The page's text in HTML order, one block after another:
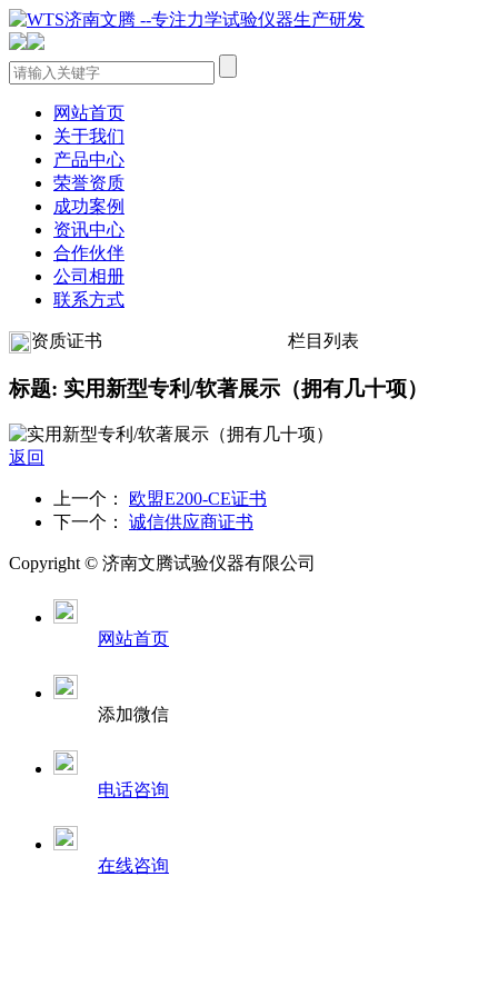
网站首页
关于我们
产品中心
荣誉资质
成功案例
资讯中心
合作伙伴
公司相册
联系方式
资质证书 栏目列表
标题: 实用新型专利/软著展示（拥有几十项）
返回
上一个： 欧盟E200-CE证书
下一个： 诚信供应商证书
Copyright © 济南文腾试验仪器有限公司
网站首页
添加微信
电话咨询
在线咨询